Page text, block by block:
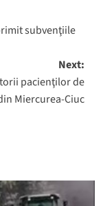
subvenţiile
Next:
pacienţilor de
Miercurea-Ciuc